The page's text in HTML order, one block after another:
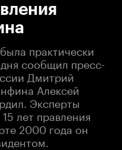
практически
сообщил пресс-
Дмитрий
Алексей
Эксперты
лет правления
2000 года он